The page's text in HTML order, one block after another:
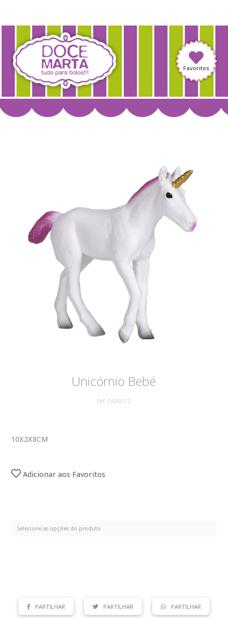
Favoritos
Unicórnio Bebé
Ref: DM6012
10X2X8CM
Adicionar aos Favoritos
PARTILHAR PARTILHAR PARTILHAR